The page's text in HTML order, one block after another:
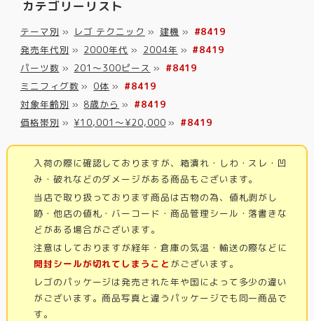
カテゴリーリスト
テーマ別 » レゴ テクニック » 建機 » #8419
発売年代別 » 2000年代 » 2004年 » #8419
パーツ数 » 201～300ピース » #8419
ミニフィグ数 » 0体 » #8419
対象年齢別 » 8歳から » #8419
価格帯別 » ¥10,001～¥20,000 » #8419
入荷の際に確認しておりますが、箱潰れ・しわ・スレ・凹
み・破れなどのダメージがある商品もございます。
当店で取り扱っております商品は古物の為、値札剥がし
跡・他店の値札・バーコード・商品管理シール・落書きな
どがある場合がございます。
注意はしておりますが経年・倉庫の気温・輸送の際などに
開封シールが切れてしまうこと がございます。
レゴのパッケージは発売された年や国によって多少の違い
がございます。商品写真と違うパッケージでも同一商品で
す。